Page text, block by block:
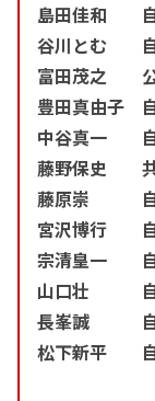
島田佳和
谷川とむ
富田茂之
豊田真由子
中谷真一
藤野保史
藤原崇 自
宮沢博行
宗清皇一
山口壮 自
長峯誠 自
松下新平